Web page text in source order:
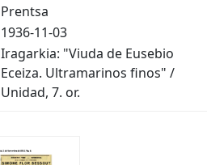
Prentsa
1936-11-03
Iragarkia: "Viuda de Eusebio
Eceiza. Ultramarinos finos" /
Unidad, 7. or.